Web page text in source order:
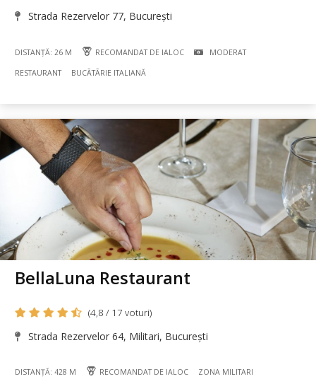
Strada Rezervelor 77, București
DISTANȚĂ: 26 M RECOMANDAT DE IALOC MODERAT
RESTAURANT BUCÃTÃRIE ITALIANĂ
BellaLuna Restaurant
(4,8 / 17 voturi)
Strada Rezervelor 64, Militari, București
DISTANȚĂ: 428 M RECOMANDAT DE IALOC ZONA MILITARI